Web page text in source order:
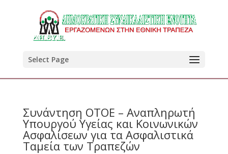
Select Page
Συνάντηση ΟΤΟΕ – Αναπληρωτή
Υπουργού Υγείας και Κοινωνικών
Ασφαλίσεων για τα Ασφαλιστικά
Ταμεία των Τραπεζών